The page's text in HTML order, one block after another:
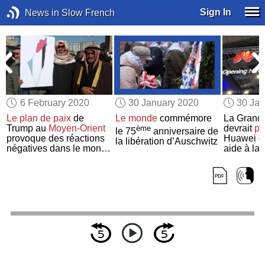
News in Slow French Sign In
6 February 2020
Le plan de paix de
Trump au Moyen-Orient
provoque des réactions
négatives dans le monde
30 January 2020
Le mondecommémore
le 75èmeanniversaire de
la libération d’Auschwitz
30
La
devrait
Huawei
aide à la